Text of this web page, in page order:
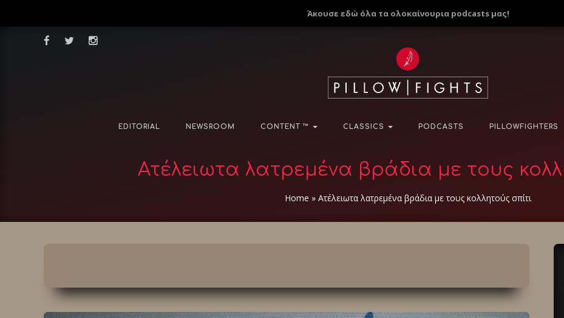
Άκουσε εδώ όλα τα ολοκαίνουρια podcasts μας!
EDITORIAL NEWSROOM CONTENT ™ CLASSICS PODCASTS PILLOWFIGHTERS
Ατέλειωτα λατρεμένα βράδια με τους
Home » Ατέλειωτα λατρεμένα βράδια με τους κολλητούς σπίτι